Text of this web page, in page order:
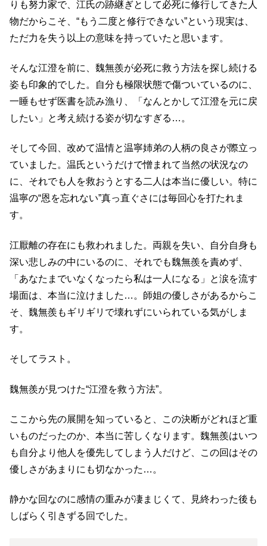
りも努力家で、江氏の跡継ぎとして必死に修行してきた人
物だからこそ、“もう二度と修行できない”という現実は、
ただ力を失う以上の意味を持っていたと思います。
そんな江澄を前に、魏無羨が必死に救う方法を探し続ける
姿も印象的でした。自分も極限状態で傷ついているのに、
一睡もせず医書を読み漁り、「なんとかして江澄を元に戻
したい」と考え続ける姿が切なすぎる…。
そして今回、改めて温情と温寧姉弟の人柄の良さが際立っ
ていました。温氏というだけで憎まれて当然の状況なの
に、それでも人を救おうとする二人は本当に優しい。特に
温寧の“恩を忘れない”真っ直ぐさには毎回心を打たれま
す。
江厭離の存在にも救われました。両親を失い、自分自身も
深い悲しみの中にいるのに、それでも魏無羨を責めず、
「あなたまでいなくなったら私は一人になる」と涙を流す
場面は、本当に泣けました…。師姐の優しさがあるからこ
そ、魏無羨もギリギリで壊れずにいられている気がしま
す。
そしてラスト。
魏無羨が見つけた“江澄を救う方法”。
ここから先の展開を知っていると、この決断がどれほど重
いものだったのか、本当に苦しくなります。魏無羨はいつ
も自分より他人を優先してしまう人だけど、この回はその
優しさがあまりにも切なかった…。
静かな回なのに感情の重みが凄まじくて、見終わった後も
しばらく引きずる回でした。